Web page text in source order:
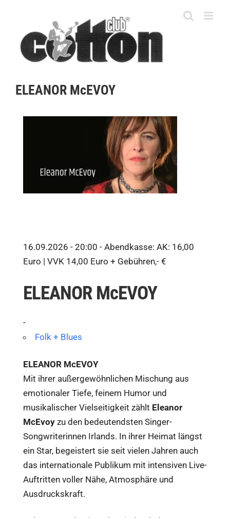
content
ELEANOR McEVOY
16.09.2026 - 20:00 - Abendkasse: AK: 16,00
Euro | VVK 14,00 Euro + Gebühren,- €
ELEANOR McEVOY
-
Folk + Blues
ELEANOR McEVOY
Mit ihrer außergewöhnlichen Mischung aus
emotionaler Tiefe, feinem Humor und
musikalischer Vielseitigkeit zählt Eleanor
McEvoy zu den bedeutendsten Singer-
Songwriterinnen Irlands. In ihrer Heimat längst
ein Star, begeistert sie seit vielen Jahren auch
das internationale Publikum mit intensiven Live-
Auftritten voller Nähe, Atmosphäre und
Ausdruckskraft.